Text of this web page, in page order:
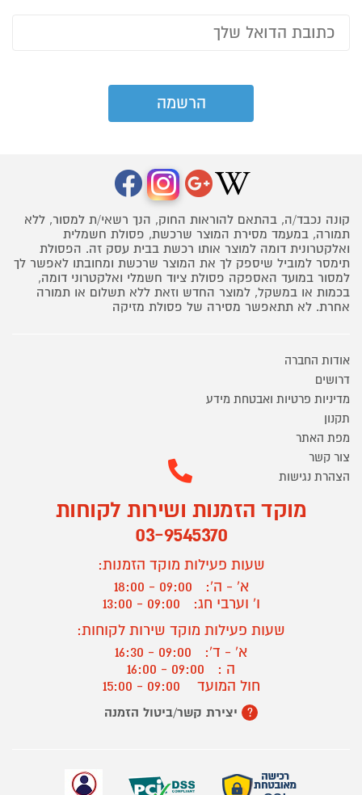
קונה נכבד/ה, בהתאם להוראות החוק, הנך רשאי/ת למסור, ללא
תמורה, במעמד מסירת המוצר שרכשת, פסולת חשמלית
ואלקטרונית דומה למוצר אותו רכשת בבית עסק זה. הפסולת
תימסר למוביל שיספק לך את המוצר שרכשת ומחובתו לאפשר לך
למסור במועד האספקה פסולת ציוד חשמלי ואלקטרוני דומה,
בכמות או במשקל, למוצר החדש וזאת ללא תשלום או תמורה
אחרת. לא תתאפשר מסירה של פסולת מזיקה
אודות החברה
דרושים
מדיניות פרטיות ואבטחת מידע
תקנון
מפת האתר
צור קשר
הצהרת נגישות
מוקד הזמנות ושירות לקוחות
03-9545370
שעות פעילות מוקד הזמנות:
א' - ה':
09:00 - 18:00
ו' וערבי חג:
09:00 - 13:00
שעות פעילות מוקד שירות לקוחות:
א' - ד':
09:00 - 16:30
ה :
09:00 - 16:00
חול המועד
? יצירת קשר/ביטול הזמנה